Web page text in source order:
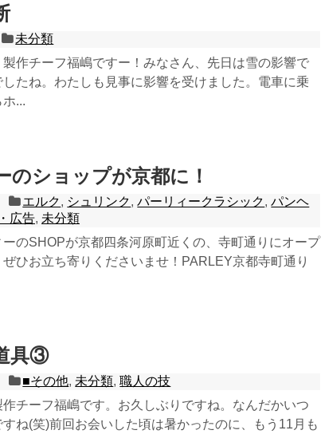
未分類
作チーフ福嶋ですー！みなさん、先日は雪の影響で
たね。わたしも見事に影響を受けました。電車に乗
...
のショップが京都に！
エルク, シュリンク,パーリィークラシック,パンヘ
広告, 未分類
のSHOPが京都四条河原町近くの、寺町通りにオープ
ひお立ち寄りくださいませ！PARLEY京都寺町通り
具③
■その他, 未分類,職人の技
作チーフ福嶋です。お久しぶりですね。なんだかいつ
すね(笑)前回お会いした頃は暑かったのに、もう11月も